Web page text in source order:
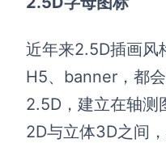
近年来2.5D插画风
H5、banner，都
2.5D，建立在轴测
2D与立体3D之间